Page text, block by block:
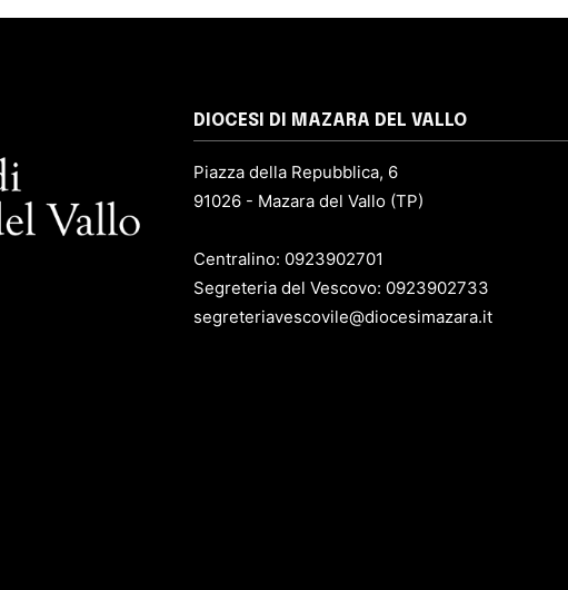
DIOCESI DI MAZARA DEL VALLO
Piazza della Repubblica, 6
91026 - Mazara del Vallo (TP)
Centralino: 0923902701
Segreteria del Vescovo: 0923902733
segreteriavescovile@diocesimazara.it